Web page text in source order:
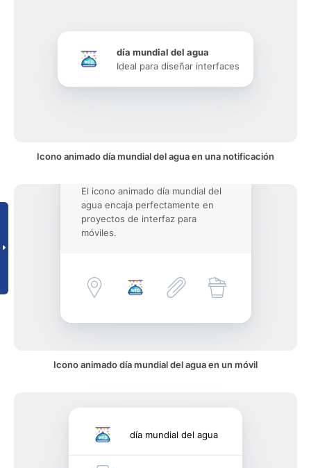
día mundial del agua
Ideal para diseñar interfaces
Icono animado día mundial del agua en una notificación
El icono animado día mundial del
agua encaja perfectamente en
proyectos de interfaz para
móviles.
Icono animado día mundial del agua en un móvil
día mundial del agua